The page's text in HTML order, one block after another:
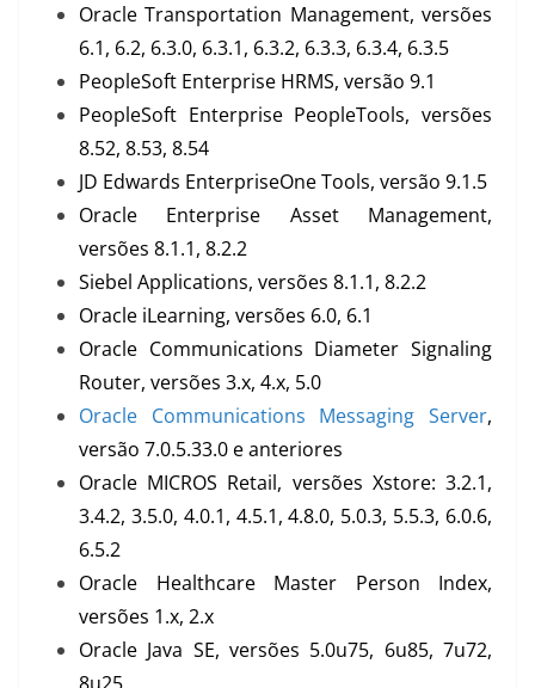
Oracle Transportation Management, versões
6.1, 6.2, 6.3.0, 6.3.1, 6.3.2, 6.3.3, 6.3.4, 6.3.5
PeopleSoft Enterprise HRMS, versão 9.1
PeopleSoft Enterprise PeopleTools, versões
8.52, 8.53, 8.54
JD Edwards EnterpriseOne Tools, versão 9.1.5
Oracle Enterprise Asset Management,
versões 8.1.1, 8.2.2
Siebel Applications, versões 8.1.1, 8.2.2
Oracle iLearning, versões 6.0, 6.1
Oracle Communications Diameter Signaling
Router, versões 3.x, 4.x, 5.0
Oracle Communications Messaging Server,
versão 7.0.5.33.0 e anteriores
Oracle MICROS Retail, versões Xstore: 3.2.1,
3.4.2, 3.5.0, 4.0.1, 4.5.1, 4.8.0, 5.0.3, 5.5.3, 6.0.6,
6.5.2
Oracle Healthcare Master Person Index,
versões 1.x, 2.x
Oracle Java SE, versões 5.0u75, 6u85, 7u72,